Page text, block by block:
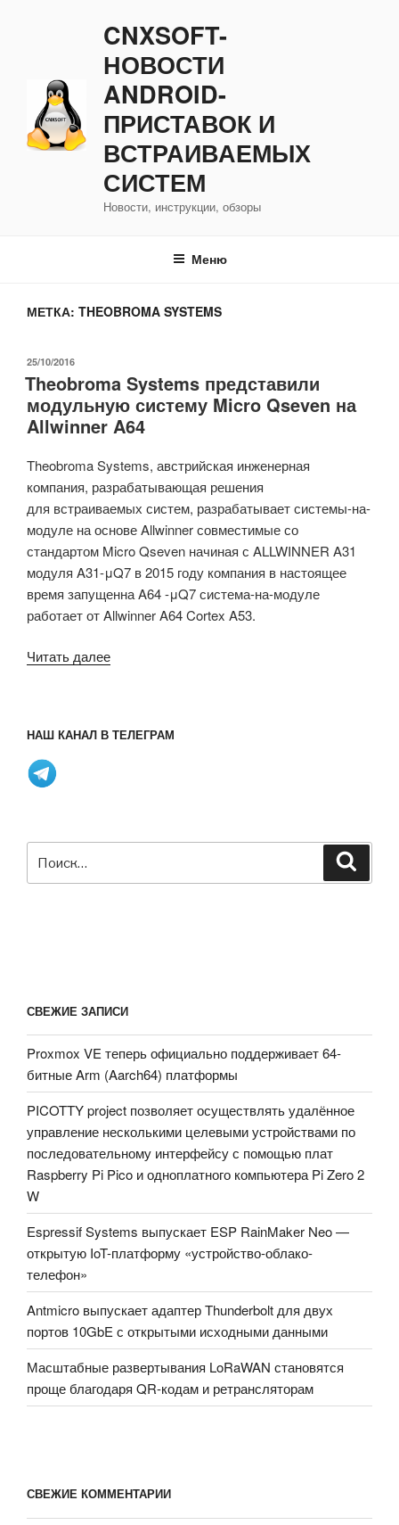
CNXSOFT-
НОВОСТИ
ANDROID-
ПРИСТАВОК И
ВСТРАИВАЕМЫХ
СИСТЕМ
Новости, инструкции, обзоры
Меню
МЕТКА: THEOBROMA SYSTEMS
ОПУБЛИКОВАНО
25/10/2016
Theobroma Systems представили
модульную систему Micro Qseven на
Allwinner A64
Theobroma Systems, австрийская инженерная
компания, разрабатывающая решения
для встраиваемых систем, разрабатывает системы-на-
модуле на основе Allwinner совместимые со
стандартом Micro Qseven начиная с ALLWINNER A31
модуля A31-μQ7 в 2015 году компания в настоящее
время запущенна A64 -μQ7 система-на-модуле
работает от Allwinner A64 Cortex A53.
Читать далее«Theobroma
систему
A64»
НАШ КАНАЛ В ТЕЛЕГРАМ
СВЕЖИЕ ЗАПИСИ
Proxmox VE теперь официально поддерживает 64-
битные Arm (Aarch64) платформы
PICOTTY project позволяет осуществлять удалённое
управление несколькими целевыми устройствами по
последовательному интерфейсу с помощью плат
Raspberry Pi Pico и одноплатного компьютера Pi Zero 2
W
Espressif Systems выпускает ESP RainMaker Neo —
открытую IoT-платформу «устройство-облако-
телефон»
Antmicro выпускает адаптер Thunderbolt для двух
портов 10GbE с открытыми исходными данными
Масштабные развертывания LoRaWAN становятся
проще благодаря QR-кодам и ретрансляторам
СВЕЖИЕ КОММЕНТАРИИ